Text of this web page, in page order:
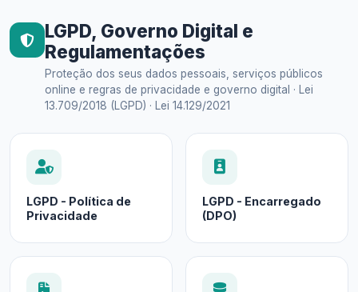
LGPD, Governo Digital e
Regulamentações
Proteção dos seus dados pessoais, serviços públicos
online e regras de privacidade e governo digital · Lei
13.709/2018 (LGPD) · Lei 14.129/2021
LGPD - Política de
Privacidade
LGPD - Encarregado
(DPO)